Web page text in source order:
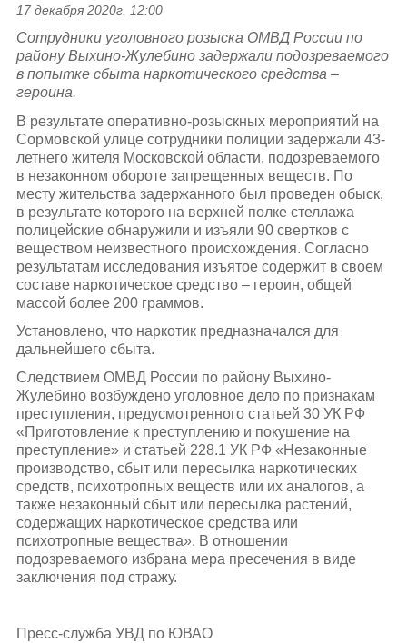
17 декабря 2020г. 12:00
Сотрудники уголовного розыска ОМВД России по
району Выхино-Жулебино задержали подозреваемого
в попытке сбыта наркотического средства –
героина.
В результате оперативно-розыскных мероприятий на
Сормовской улице сотрудники полиции задержали 43-
летнего жителя Московской области, подозреваемого
в незаконном обороте запрещенных веществ. По
месту жительства задержанного был проведен обыск,
в результате которого на верхней полке стеллажа
полицейские обнаружили и изъяли 90 свертков с
веществом неизвестного происхождения. Согласно
результатам исследования изъятое содержит в своем
составе наркотическое средство – героин, общей
массой более 200 граммов.
Установлено, что наркотик предназначался для
дальнейшего сбыта.
Следствием ОМВД России по району Выхино-
Жулебино возбуждено уголовное дело по признакам
преступления, предусмотренного статьей 30 УК РФ
«Приготовление к преступлению и покушение на
преступление» и статьей 228.1 УК РФ «Незаконные
производство, сбыт или пересылка наркотических
средств, психотропных веществ или их аналогов, а
также незаконный сбыт или пересылка растений,
содержащих наркотическое средства или
психотропные вещества». В отношении
подозреваемого избрана мера пресечения в виде
заключения под стражу.
Пресс-служба УВД по ЮВАО